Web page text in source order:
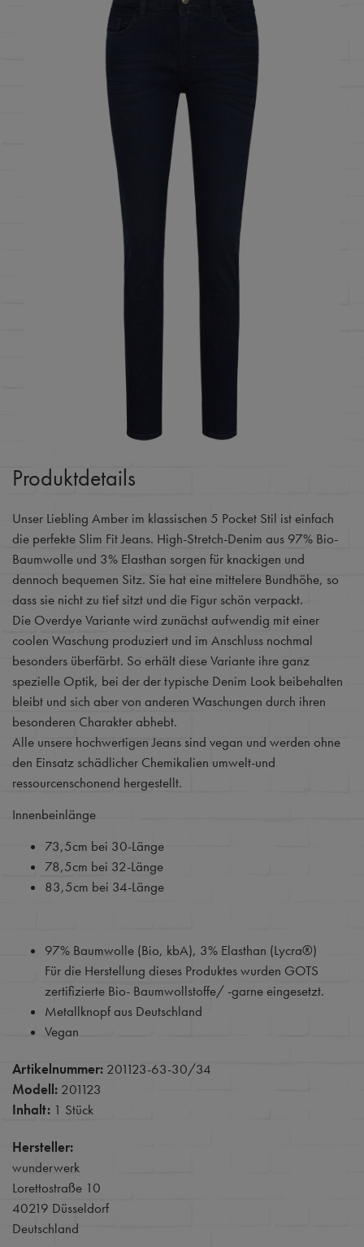
Produktdetails
Unser Liebling Amber im klassischen 5 Pocket Stil ist einfach
die perfekte Slim Fit Jeans. High-Stretch-Denim aus 97% Bio-
Baumwolle und 3% Elasthan sorgen für knackigen und
dennoch bequemen Sitz. Sie hat eine mittelere Bundhöhe, so
dass sie nicht zu tief sitzt und die Figur schön verpackt.
Die Overdye Variante wird zunächst aufwendig mit einer
coolen Waschung produziert und im Anschluss nochmal
besonders überfärbt. So erhält diese Variante ihre ganz
spezielle Optik, bei der der typische Denim Look beibehalten
bleibt und sich aber von anderen Waschungen durch ihren
besonderen Charakter abhebt.
Alle unsere hochwertigen Jeans sind vegan und werden ohne
den Einsatz schädlicher Chemikalien umwelt-und
ressourcenschonend hergestellt.
Innenbeinlänge
73,5cm bei 30-Länge
78,5cm bei 32-Länge
83,5cm bei 34-Länge
97% Baumwolle (Bio, kbA), 3% Elasthan (Lycra®)
Für die Herstellung dieses Produktes wurden GOTS
zertifizierte Bio- Baumwollstoffe/ -garne eingesetzt.
Metallknopf aus Deutschland
Vegan
Artikelnummer: 201123-63-30/34
Modell: 201123
Inhalt: 1 Stück
Hersteller:
wunderwerk
Lorettostraße 10
40219 Düsseldorf
Deutschland